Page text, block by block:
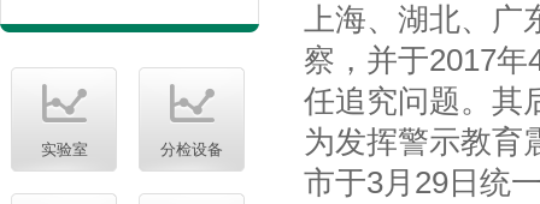
实验室 分检设备
上海、湖北、广
察，并于2017
任追究问题。其
为发挥警示教育
市于3月29日统